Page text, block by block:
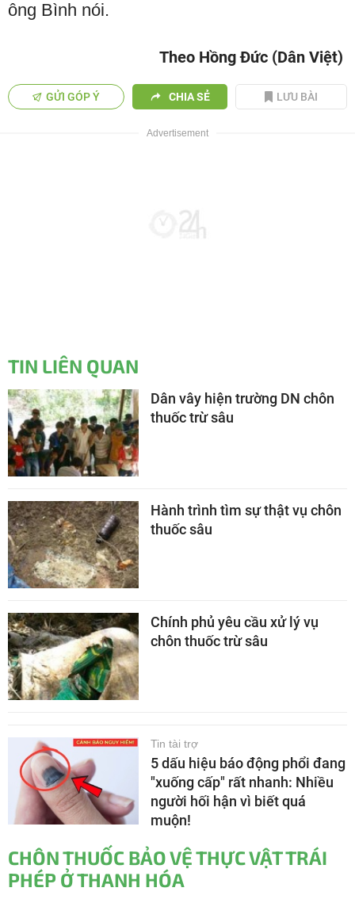
ông Bình nói.
Theo Hồng Đức (Dân Việt)
GỬI GÓP Ý CHIA SẺ LƯU BÀI
TIN LIÊN QUAN
Dân vây hiện trường DN chôn
thuốc trừ sâu
Hành trình tìm sự thật vụ chôn
thuốc sâu
Chính phủ yêu cầu xử lý vụ
chôn thuốc trừ sâu
Tin tài trợ
5 dấu hiệu báo động phổi đang
"xuống cấp" rất nhanh: Nhiều
người hối hận vì biết quá
muộn!
CHÔN THUỐC BẢO VỆ THỰC VẬT TRÁI
PHÉP Ở THANH HÓA